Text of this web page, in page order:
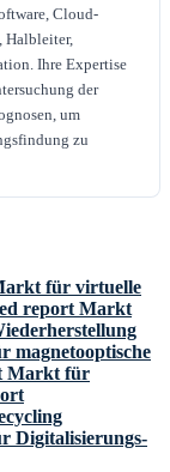
Cloud-
Halbleiter,
Ihre Expertise
der
um
zu
für virtuelle
Markt
magnetooptische
Markt für
Digitalisierungs-